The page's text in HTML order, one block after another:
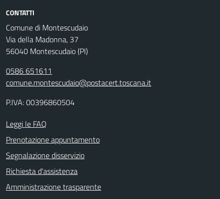
CONTATTI
Comune di Montescudaio
Via della Madonna, 37
56040 Montescudaio (PI)
0586 651611
comune.montescudaio@postacert.toscana.it
P.IVA: 00396860504
Leggi le FAQ
Prenotazione appuntamento
Segnalazione disservizio
Richiesta d'assistenza
Amministrazione trasparente